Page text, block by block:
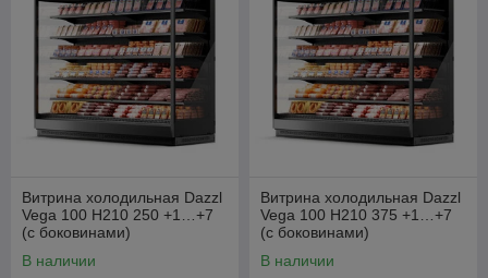
Витрина холодильная Dazzl
Vega 100 H210 250 +1…+7
(с боковинами)
В наличии
Витрина холодильная Dazzl
Vega 100 H210 375 +1…+7
(с боковинами)
В наличии